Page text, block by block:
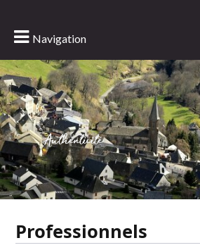
Navigation
Tradition
Authenticité
Professionnels